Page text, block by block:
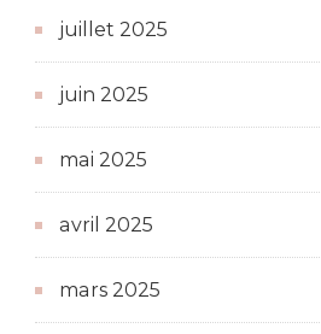
juillet 2025
juin 2025
mai 2025
avril 2025
mars 2025